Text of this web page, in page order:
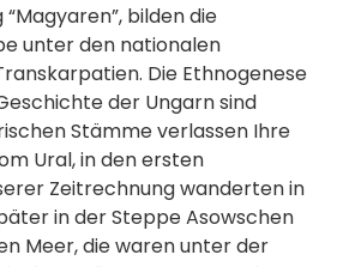
bilden die
unter den nationalen
Die Ethnogenese
der Ungarn sind
Stämme verlassen Ihre
Ural, in den ersten
Zeitrechnung wanderten in
in der Steppe Asowschen
Meer, die waren unter der